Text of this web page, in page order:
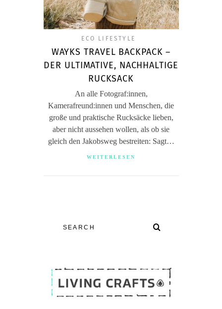
ECO LIFESTYLE
WAYKS TRAVEL BACKPACK –
DER ULTIMATIVE, NACHHALTIGE
RUCKSACK
An alle Fotograf:innen,
Kamerafreund:innen und Menschen, die
große und praktische Rucksäcke lieben,
aber nicht aussehen wollen, als ob sie
gleich den Jakobsweg bestreiten: Sagt…
WEITERLESEN